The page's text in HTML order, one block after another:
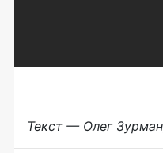
Текст — Олег